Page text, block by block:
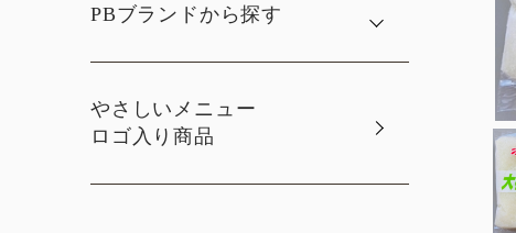
PBブランドから探す
やさしいメニュー
ロゴ入り商品